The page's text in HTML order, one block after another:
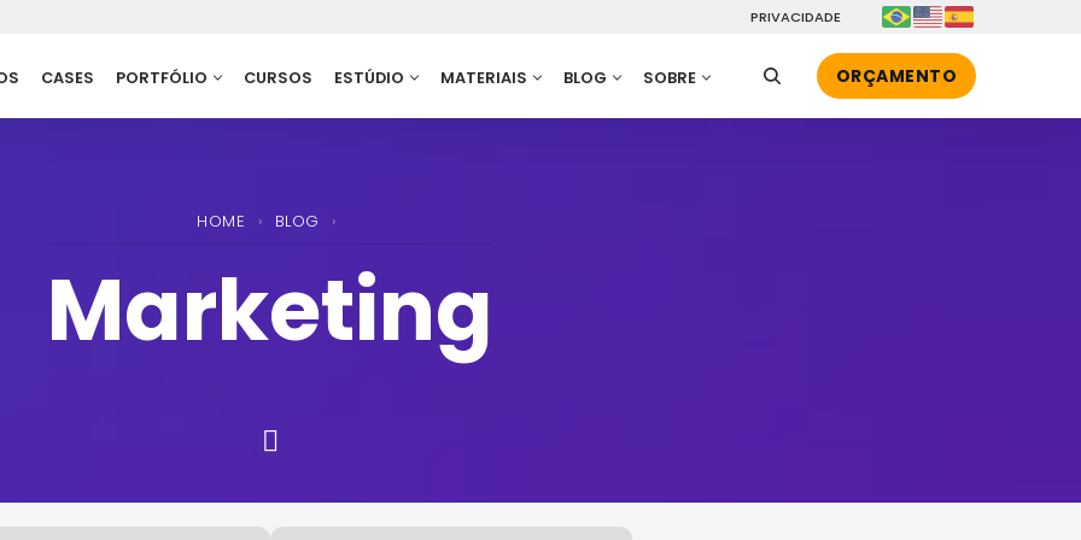
PRIVACIDADE
CASES PORTFÓLIO CURSOS ESTÚDIO MATERIAIS BLOG SOBRE ORÇAMENTO
HOME › BLOG ›
Marketing